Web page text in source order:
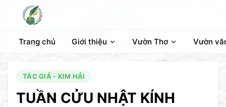
Trang chủ Giới thiệu Vườn Thơ Vườn
TÁC GIẢ - KIM HẢI
TUẦN CỬU NHẬT KÍNH